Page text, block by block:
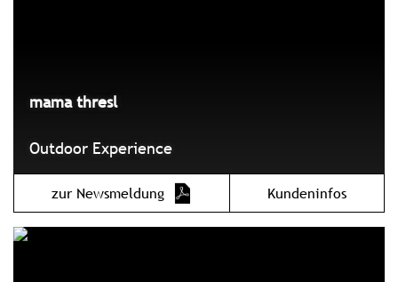
mama thresl
Outdoor Experience
zur Newsmeldung Kundeninfos